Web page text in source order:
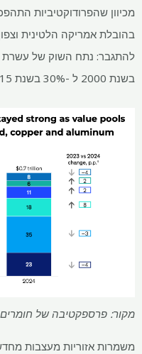
בהובלת אמריקה הלטינית
בשנת 2000 ל -30% בשנת 2015, שם התייצב מאז.
מקור: פרספקטיבה של חומרים
משמרות אזוריות מעצבות